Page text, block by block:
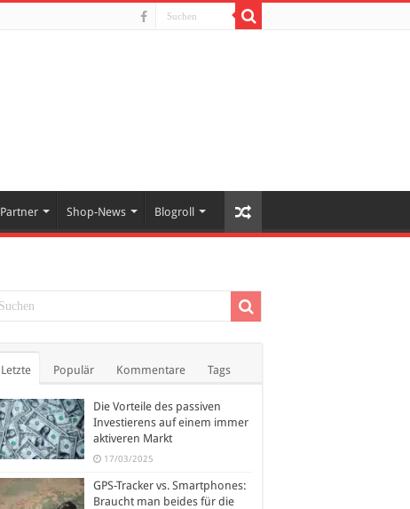
Partner Shop-News Blogroll
Letzte Populär Kommentare Tags
Die Vorteile des passiven
Investierens auf einem immer
aktiveren Markt
17/03/2025
GPS-Tracker vs. Smartphones:
Braucht man beides für die